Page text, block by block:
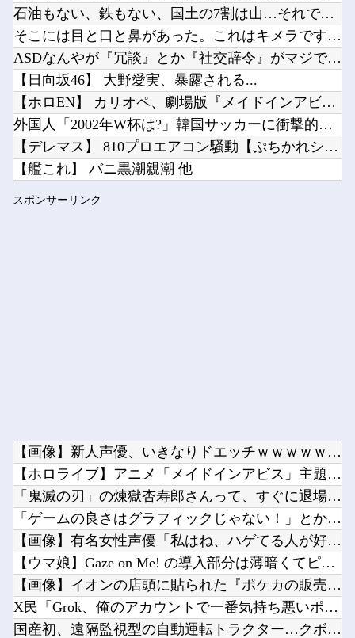
Powered by livedoor 相互RSS
石油もない、鉄もない、国土の7割は山…それでも日本が世界屈指...
そこには目と口と鼻があった。これはキメラですか？ → 謎の生...
ASDなんやが『冗談』とか『社交辞令』がマジでわからなくて怖...
【日向坂46】 大野愛実、暴露される...
【ホロEN】 カリオペ、劇場版『メイドインアビス』第一部の主...
外国人「2002年W杯は?」韓国サッカーに衝撃的不祥事！W杯...
【デレマス】 810プロエアコン騒動【ぷちかれシリーズ】
【艦これ】 バニ黒潮親潮 他
☆うまなみ・競馬にゅーす速報 終了のお知らせ
スポンサーリンク
【画像】新人声優、いきなりドエッチｗｗｗｗｗｗｗｗｗ他
【ホロライブ】アニメ「メイドインアビス」主題歌決定！「Cha...
「鬼滅の刃」の煉獄杏寿郎さんって、すぐに退場したのに何で人気...
「ゲームの良さはグラフィックじゃない！」とか言ってる奴ってグ...
【画像】有名女性声優「私はね、ハゲてる人が好きなの」他
【ウマ娘】Gaze on Me! の導入部分は薄暗くてピンク...
【画像】イオンの店頭に貼られた『ポケカの販売案内』が強気すぎ...
X民「Grok、俺のアカウントで一番気持ち悪いポストを教えて...
国産初、遠隔監視型の自動運転トラクター…クボタが来春に発売！...